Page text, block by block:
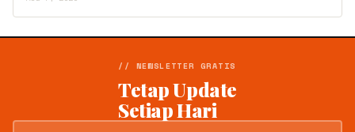
// NEWSLETTER GRATIS
Tetap Update
Setiap Hari